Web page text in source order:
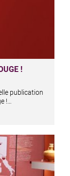
!
publication
!…